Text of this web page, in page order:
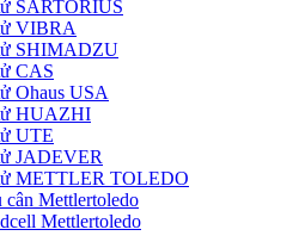
SARTORIUS
VIBRA
SHIMADZU
CAS
Ohaus USA
HUAZHI
UTE
JADEVER
METTLER TOLEDO
cân Mettlertoledo
Mettlertoledo